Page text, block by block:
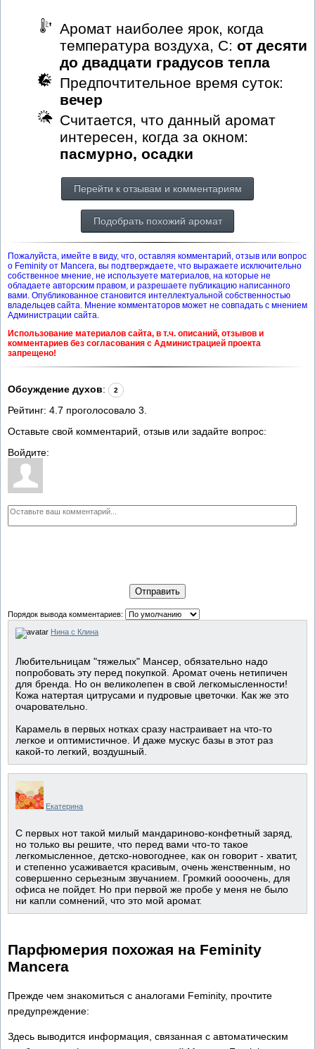
Аромат наиболее ярок, когда
температура воздуха, С: от десяти
до двадцати градусов тепла
Предпочтительное время суток:
вечер
Считается, что данный аромат
интересен, когда за окном:
пасмурно, осадки
Перейти к отзывам и комментариям
Подобрать похожий аромат
Пожалуйста, имейте в виду, что, оставляя комментарий, отзыв или вопрос
о Feminity от Mancera, вы подтверждаете, что выражаете исключительно
собственное мнение, не используете материалов, на которые не
обладаете авторским правом, и разрешаете публикацию написанного
вами. Опубликованное становится интеллектуальной собственностью
владельцев сайта. Мнение комментаторов может не совпадать с мнением
Администрации сайта.
Использование материалов сайта, в т.ч. описаний, отзывов и
комментариев без согласования с Администрацией проекта
запрещено!
Обсуждение духов: 2
Рейтинг: 4.7 проголосовало 3
Оставьте свой комментарий, отзыв или задайте вопрос:
Войдите:
Отправить
Порядок вывода комментариев:
Нина с Клина
Любительницам "тяжелых" Мансер, обязательно надо
попробовать эту перед покупкой. Аромат очень нетипичен
для бренда. Но он великолепен в свой легкомысленности!
Кожа натертая цитрусами и пудровые цветочки. Как же это
очаровательно.
Карамель в первых нотках сразу настраивает на что-то
легкое и оптимистичное. И даже мускус базы в этот раз
какой-то легкий, воздушный.
Екатерина
С первых нот такой милый мандариново-конфетный заряд,
но только вы решите, что перед вами что-то такое
легкомысленное, детско-новогоднее, как он говорит - хватит,
и степенно усаживается красивым, очень женственным, но
совершенно серьезным звучанием. Громкий оооочень, для
офиса не пойдет. Но при первой же пробе у меня не было
ни капли сомнений, что это мой аромат.
Парфюмерия похожая на Feminity
Mancera
Прежде чем знакомиться с аналогами Feminity, прочтите
предупреждение:
Здесь выводится информация, связанная с автоматическим